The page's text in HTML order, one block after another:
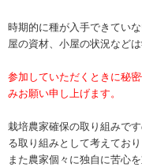
時期的に種が入手できてい
屋の資材、小屋の状況などは
参加していただくときに秘
みお願い申し上げます。
栽培農家確保の取り組みで
る取り組みとして考えており
また農家個々に独自に苦心